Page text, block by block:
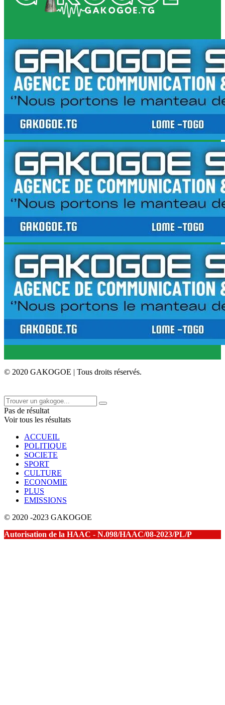
© 2020 GAKOGOE | Tous droits réservés.
Pas de résultat
Voir tous les résultats
ACCUEIL
POLITIQUE
SOCIETE
SPORT
CULTURE
ECONOMIE
PLUS
EMISSIONS
© 2020 -2023 GAKOGOE
Autorisation de la HAAC - N.098/HAAC/08-2023/PL/P